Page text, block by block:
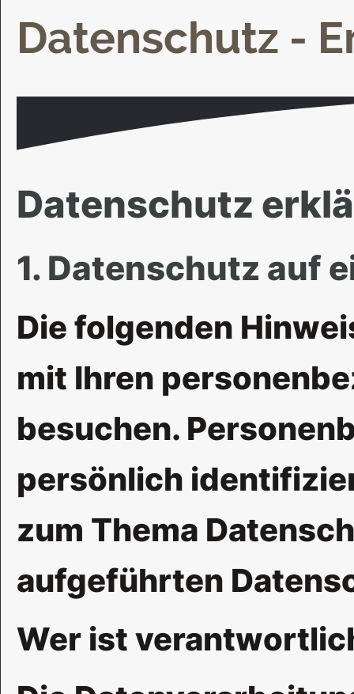
Datenschutz -
Datenschutz
1. Datenschutz auf
Die folgenden
mit Ihren
besuchen.
persönlich
zum Thema
aufgeführten
Wer ist